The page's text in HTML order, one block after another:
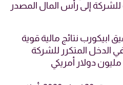
للشركة إلى رأس المال المصدر
ابيكورب نتائج مالية قوية
صافي الدخل المتكرر للشركة